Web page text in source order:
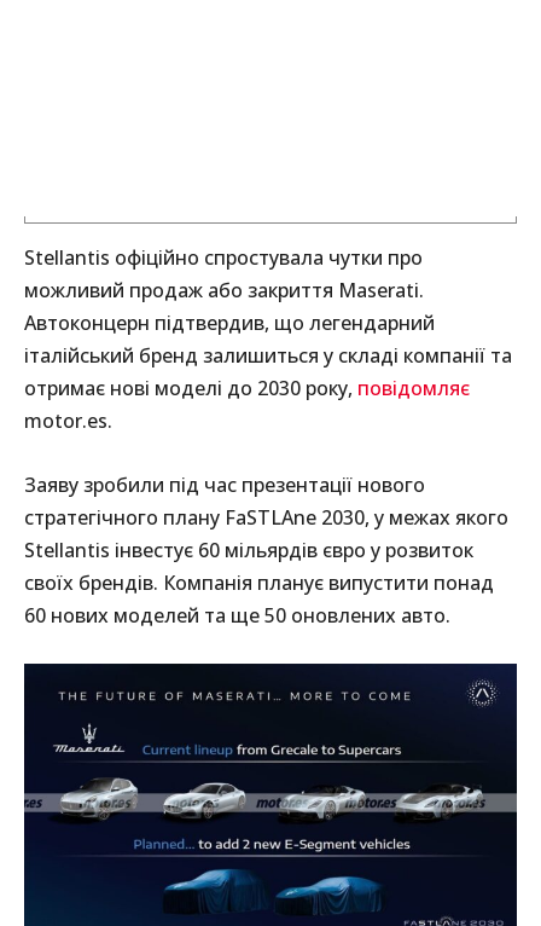
Stellantis офіційно спростувала чутки про
можливий продаж або закриття Maserati.
Автоконцерн підтвердив, що легендарний
італійський бренд залишиться у складі компанії та
отримає нові моделі до 2030 року, повідомляє
motor.es.
Заяву зробили під час презентації нового
стратегічного плану FaSTLAne 2030, у межах якого
Stellantis інвестує 60 мільярдів євро у розвиток
своїх брендів. Компанія планує випустити понад
60 нових моделей та ще 50 оновлених авто.